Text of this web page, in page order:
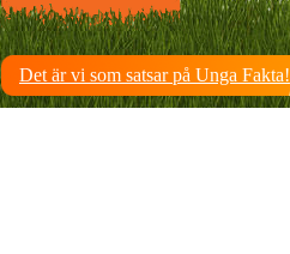
Det är vi som satsar på Unga Fakta!